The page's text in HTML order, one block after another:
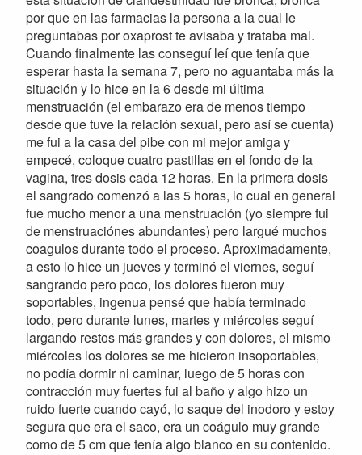
por que en las farmacias la persona a la cual le
preguntabas por oxaprost te avisaba y trataba mal.
Cuando finalmente las conseguí leí que tenía que
esperar hasta la semana 7, pero no aguantaba más la
situación y lo hice en la 6 desde mi última
menstruación (el embarazo era de menos tiempo
desde que tuve la relación sexual, pero así se cuenta)
me fui a la casa del pibe con mi mejor amiga y
empecé, coloque cuatro pastillas en el fondo de la
vagina, tres dosis cada 12 horas. En la primera dosis
el sangrado comenzó a las 5 horas, lo cual en general
fue mucho menor a una menstruación (yo siempre fui
de menstruaciónes abundantes) pero largué muchos
coagulos durante todo el proceso. Aproximadamente,
a esto lo hice un jueves y terminó el viernes, seguí
sangrando pero poco, los dolores fueron muy
soportables, ingenua pensé que había terminado
todo, pero durante lunes, martes y miércoles seguí
largando restos más grandes y con dolores, el mismo
miércoles los dolores se me hicieron insoportables,
no podía dormir ni caminar, luego de 5 horas con
contracción muy fuertes fui al baño y algo hizo un
ruido fuerte cuando cayó, lo saque del inodoro y estoy
segura que era el saco, era un coágulo muy grande
como de 5 cm que tenía algo blanco en su contenido.